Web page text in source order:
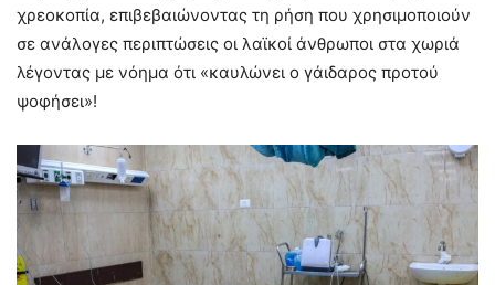
χρεοκοπία, επιβεβαιώνοντας τη ρήση που χρησιμοποιούν
σε ανάλογες περιπτώσεις οι λαϊκοί άνθρωποι στα χωριά
λέγοντας με νόημα ότι «καυλώνει ο γάιδαρος προτού
ψοφήσει»!